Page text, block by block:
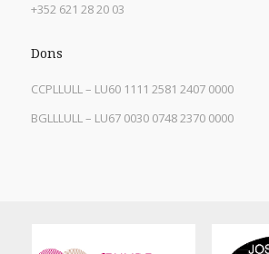
+352 621 28 20 03
Dons
CCPLLULL – LU60 1111 2581 2407 0000
BGLLLULL – LU67 0030 0748 2370 0000